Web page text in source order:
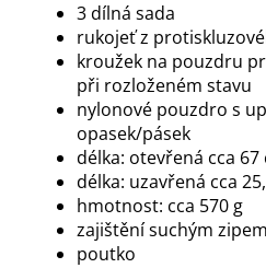
3 dílná sada
rukojeť z
kroužek na pouzdru
při rozloženém stavu
nylonové pouzdro s
opasek/pásek
délka: otevřená cca 67
délka: uzavřená cca
hmotnost: cca 570 g
zajištění suchým zipem
poutko